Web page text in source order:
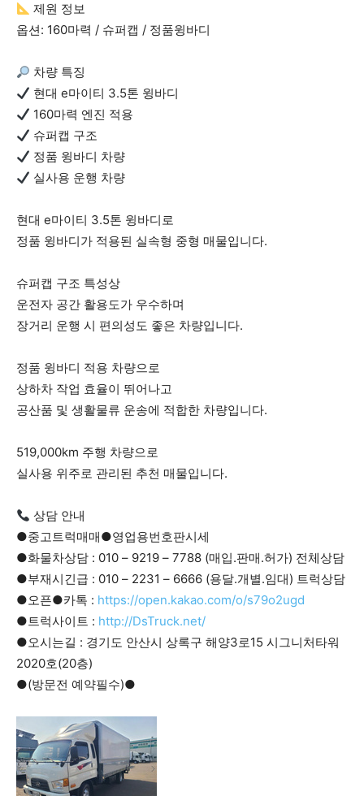
제원 정보
옵션: 160마력 / 슈퍼캡 / 정품윙바디
차량 특징
현대 e마이티 3.5톤 윙바디
160마력 엔진 적용
슈퍼캡 구조
정품 윙바디 차량
실사용 운행 차량
현대 e마이티 3.5톤 윙바디로
정품 윙바디가 적용된 실속형 중형 매물입니다.
슈퍼캡 구조 특성상
운전자 공간 활용도가 우수하며
장거리 운행 시 편의성도 좋은 차량입니다.
정품 윙바디 적용 차량으로
상하차 작업 효율이 뛰어나고
공산품 및 생활물류 운송에 적합한 차량입니다.
519,000km 주행 차량으로
실사용 위주로 관리된 추천 매물입니다.
상담 안내
●중고트럭매매●영업용번호판시세
●화물차상담 : 010 – 9219 – 7788 (매입.판매.허가) 전체상담
●부재시긴급 : 010 – 2231 – 6666 (용달.개별.임대) 트럭상담
●오픈●카톡 : https://open.kakao.com/o/s79o2ugd
●트럭사이트 : http://DsTruck.net/
●오시는길 : 경기도 안산시 상록구 해양3로15 시그니처타워
2020호(20층)
●(방문전 예약필수)●